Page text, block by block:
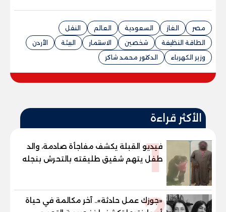
مصر الغاز السعودية العالم
النقل
الطاقة النظيفة
شخصين الاستثمار البيئة
الأردن
وزير الكهرباء
الدكتور محمد شاكر
الأكثر قراءة
1
فيديو القبلة يكشف مفاجأة صادمة، والد
طفل يتهم شقيق طليقته بالتحرش بنجله
في القليوبية
«جوزك عمل حادثة».. آخر مكالمة في حياة